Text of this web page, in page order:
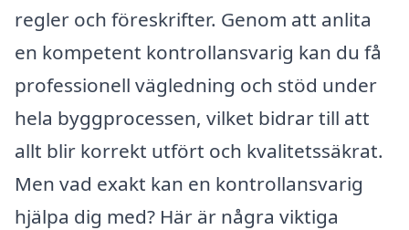
regler och föreskrifter. Genom att anlita
en kompetent kontrollansvarig kan du få
professionell vägledning och stöd under
hela byggprocessen, vilket bidrar till att
allt blir korrekt utfört och kvalitetssäkrat.
Men vad exakt kan en kontrollansvarig
hjälpa dig med? Här är några viktiga